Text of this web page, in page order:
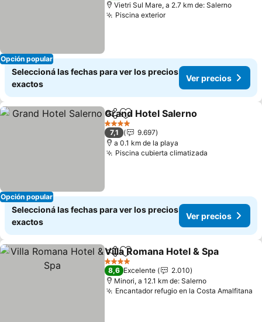
Opción popular
Vietri Sul Mare, a 2.7 km de: Salerno
Piscina exterior
Seleccioná las fechas para ver los precios
exactos
Ver precios
Opción popular
CompartirAñadir a favoritos
Grand Hotel Salerno
4 Estrellas
7,1
9.697
a 0.1 km de la playa
Piscina cubierta climatizada
Seleccioná las fechas para ver los precios
exactos
Ver precios
CompartirAñadir a favoritos
Villa Romana Hotel & Spa
4 Estrellas
8,6 Excelente
2.010
Minori, a 12.1 km de: Salerno
Encantador refugio en la Costa Amalfitana